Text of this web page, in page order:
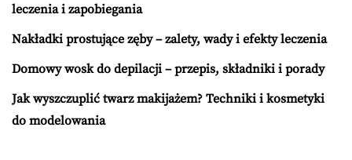
leczenia i zapobiegania
Nakładki prostujące zęby – zalety, wady i efekty leczenia
Domowy wosk do depilacji – przepis, składniki i porady
Jak wyszczuplić twarz makijażem? Techniki i kosmetyki
do modelowania